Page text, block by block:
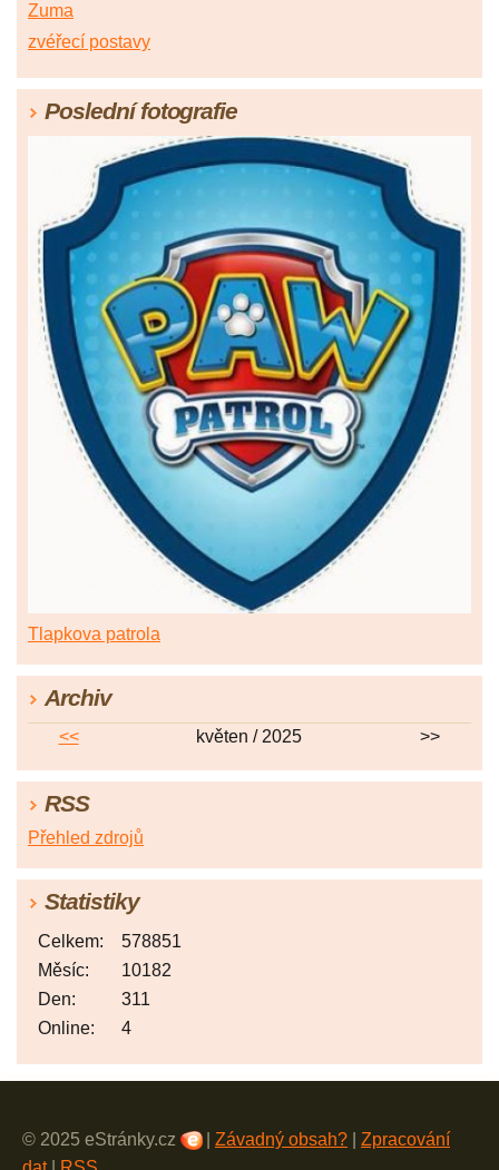
Zuma
zvéřecí postavy
Poslední fotografie
Tlapkova patrola
Archiv
<< květen / 2025 >>
RSS
Přehled zdrojů
Statistiky
Online: 4
Celkem:
578851
Měsíc:
10182
Den:
311
© 2025 eStránky.cz Závadný obsah?
Zpracování